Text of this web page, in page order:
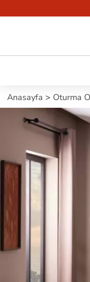
Anasayfa > Oturma